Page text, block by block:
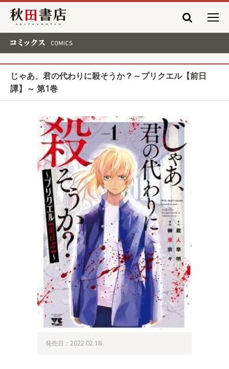
秋田書店
じゃあ、君の代わりに殺そうか？～プリクエル【前日
譚】～ 第1巻
発売日：2022.02.18